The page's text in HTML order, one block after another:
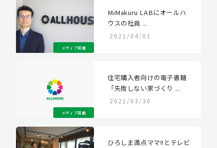
メディア掲載
MiMakuru LABにオールハ
ウスの社員 ...
2021/04/01
メディア掲載
住宅購入者向けの電子書籍
「失敗しない家づくり ...
2021/03/30
ひろしま満点ママ!!とテレビ